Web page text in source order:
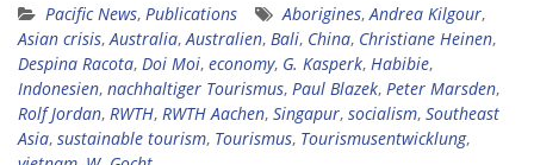
Pacific News, Publications Aborigines,Andrea Kilgour,
Asian crisis,Australia,Australien, Bali, China, Christiane Heinen,
Despina Racota, Doi Moi, economy, G. Kasperk, Habibie,
Indonesien, nachhaltiger Tourismus, Paul Blazek, Peter Marsden,
Rolf Jordan, RWTH, RWTH Aachen, Singapur, socialism, Southeast
Asia, sustainable tourism, Tourismus, Tourismusentwicklung,